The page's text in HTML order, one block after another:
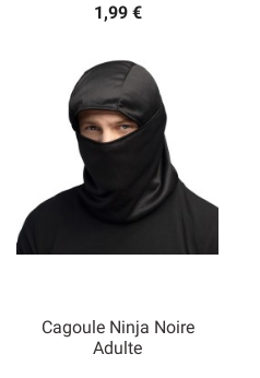
1,99 €
Cagoule Ninja Noire
Adulte